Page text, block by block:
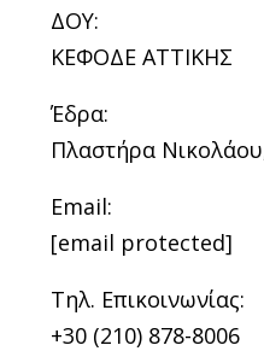
ΔΟΥ:
ΚΕΦΟΔΕ ΑΤΤΙΚΗΣ
Έδρα:
Πλαστήρα
Email:
[email protected]
Τηλ. Επικοινωνίας:
+30 (210) 878-8006